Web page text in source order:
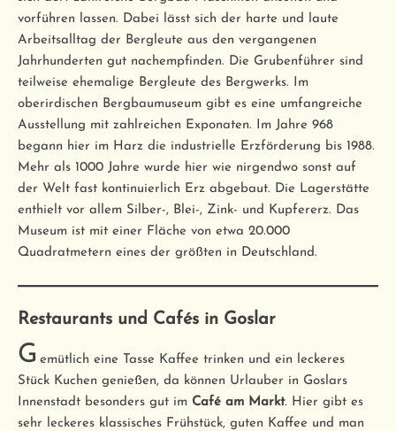
vorführen lassen. Dabei lässt sich der harte und laute
Arbeitsalltag der Bergleute aus den vergangenen
Jahrhunderten gut nachempfinden. Die Grubenführer sind
teilweise ehemalige Bergleute des Bergwerks. Im
oberirdischen Bergbaumuseum gibt es eine umfangreiche
Ausstellung mit zahlreichen Exponaten. Im Jahre 968
begann hier im Harz die industrielle Erzförderung bis 1988.
Mehr als 1000 Jahre wurde hier wie nirgendwo sonst auf
der Welt fast kontinuierlich Erz abgebaut. Die Lagerstätte
enthielt vor allem Silber-, Blei-, Zink- und Kupfererz. Das
Museum ist mit einer Fläche von etwa 20.000
Quadratmetern eines der größten in Deutschland.
Restaurants und Cafés in Goslar
G emütlich eine Tasse Kaffee trinken und ein leckeres
Stück Kuchen genießen, da können Urlauber in Goslars
Innenstadt besonders gut im Café am Markt. Hier gibt es
sehr leckeres klassisches Frühstück, guten Kaffee und man